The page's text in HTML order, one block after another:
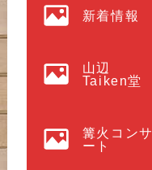
新着情報
山辺
Taiken堂
篝火コンサ
ート